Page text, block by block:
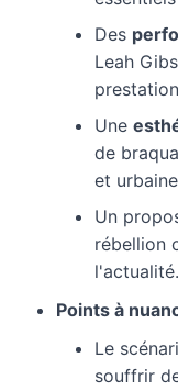
Des
Leah
Une
de
et
Un
rébellion
l'actualité.
Points à
Le
souffrir